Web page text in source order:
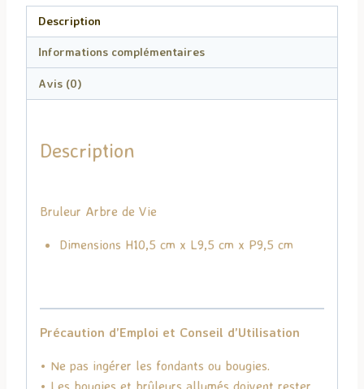
Description
Informations complémentaires
Avis (0)
Description
Bruleur Arbre de Vie
Dimensions H10,5 cm x L9,5 cm x P9,5 cm
Précaution d’Emploi et Conseil d’Utilisation
• Ne pas ingérer les fondants ou bougies.
• Les bougies et brûleurs allumés doivent rester